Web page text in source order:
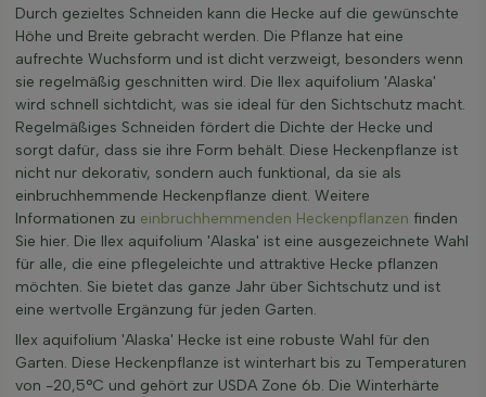
Durch gezieltes Schneiden kann die Hecke auf die gewünschte
Höhe und Breite gebracht werden. Die Pflanze hat eine
aufrechte Wuchsform und ist dicht verzweigt, besonders wenn
sie regelmäßig geschnitten wird. Die Ilex aquifolium 'Alaska'
wird schnell sichtdicht, was sie ideal für den Sichtschutz macht.
Regelmäßiges Schneiden fördert die Dichte der Hecke und
sorgt dafür, dass sie ihre Form behält. Diese Heckenpflanze ist
nicht nur dekorativ, sondern auch funktional, da sie als
einbruchhemmende Heckenpflanze dient. Weitere
Informationen zu einbruchhemmenden Heckenpflanzen finden
Sie hier. Die Ilex aquifolium 'Alaska' ist eine ausgezeichnete Wahl
für alle, die eine pflegeleichte und attraktive Hecke pflanzen
möchten. Sie bietet das ganze Jahr über Sichtschutz und ist
eine wertvolle Ergänzung für jeden Garten.
Ilex aquifolium 'Alaska' Hecke ist eine robuste Wahl für den
Garten. Diese Heckenpflanze ist winterhart bis zu Temperaturen
von -20,5°C und gehört zur USDA Zone 6b. Die Winterhärte